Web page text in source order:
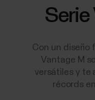
Serie
Con un diseño
Vantage M
versátiles y te
récords